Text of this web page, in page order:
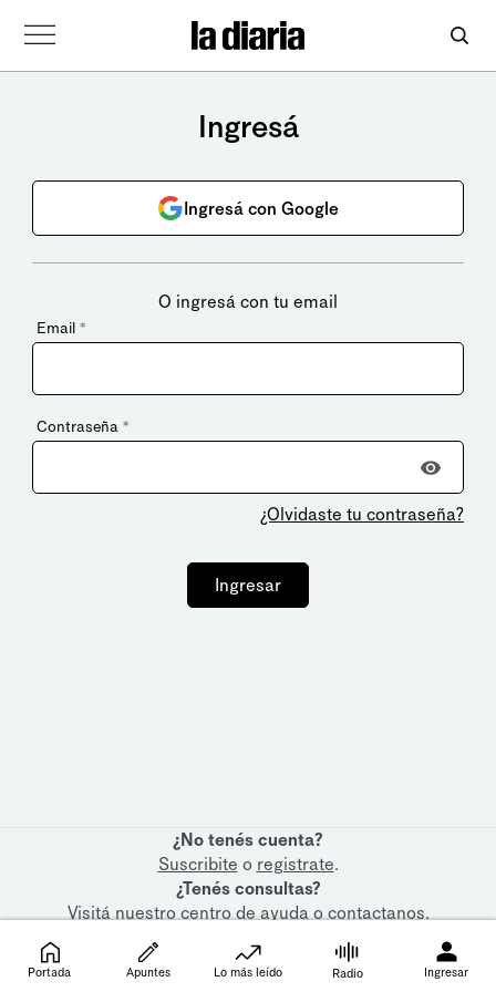
Ingresá
Ingresá con Google
O ingresá con tu email
Email *
Contraseña *
¿Olvidaste tu contraseña?
Ingresar
¿No tenés cuenta?
Suscribite o registrate.
¿Tenés consultas?
Visitá nuestrocentro de ayudaocontactanos.
Portada Apuntes Lo más leído Radio Ingresar